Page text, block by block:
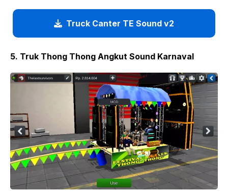
Truck Canter TE Sound v2
5. Truk Thong Thong Angkut Sound Karnaval